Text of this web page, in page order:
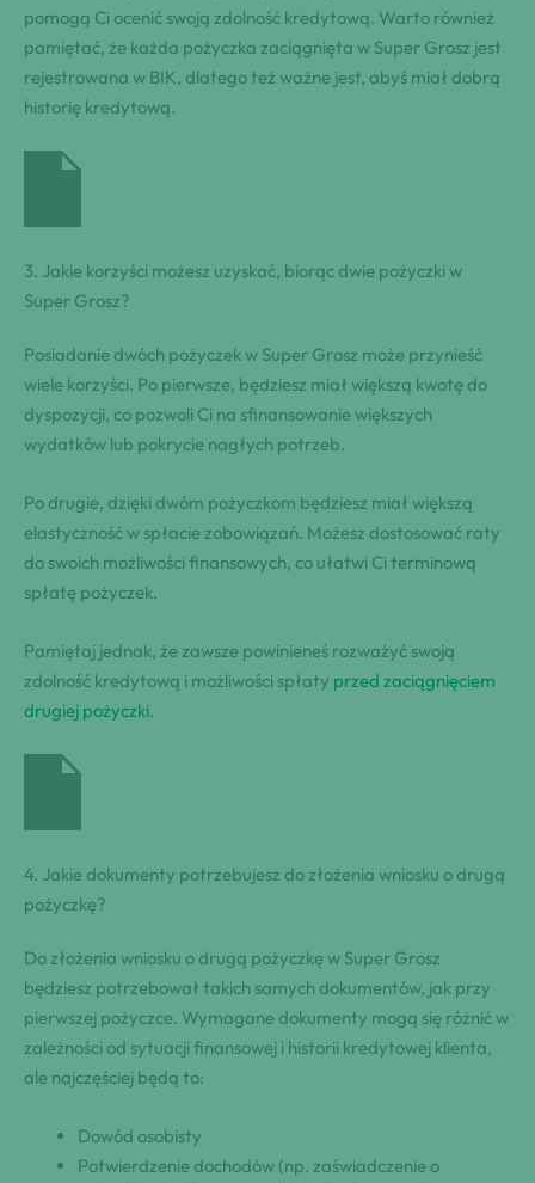
pomogą Ci ocenić swoją zdolność kredytową. Warto również
pamiętać, że każda pożyczka zaciągnięta w Super Grosz jest
rejestrowana w BIK, dlatego też ważne jest, abyś miał dobrą
historię kredytową.
3. Jakie korzyści możesz uzyskać, biorąc dwie pożyczki w
Super Grosz?
Posiadanie dwóch pożyczek w Super Grosz może przynieść
wiele korzyści. Po pierwsze, będziesz miał większą kwotę do
dyspozycji, co pozwoli Ci na sfinansowanie większych
wydatków lub pokrycie nagłych potrzeb.
Po drugie, dzięki dwóm pożyczkom będziesz miał większą
elastyczność w spłacie zobowiązań. Możesz dostosować raty
do swoich możliwości finansowych, co ułatwi Ci terminową
spłatę pożyczek.
Pamiętaj jednak, że zawsze powinieneś rozważyć swoją
zdolność kredytową i możliwości spłaty przed zaciągnięciem
drugiej pożyczki.
4. Jakie dokumenty potrzebujesz do złożenia wniosku o drugą
pożyczkę?
Do złożenia wniosku o drugą pożyczkę w Super Grosz
będziesz potrzebował takich samych dokumentów, jak przy
pierwszej pożyczce. Wymagane dokumenty mogą się różnić w
zależności od sytuacji finansowej i historii kredytowej klienta,
ale najczęściej będą to:
Dowód osobisty
Potwierdzenie dochodów (np. zaświadczenie o